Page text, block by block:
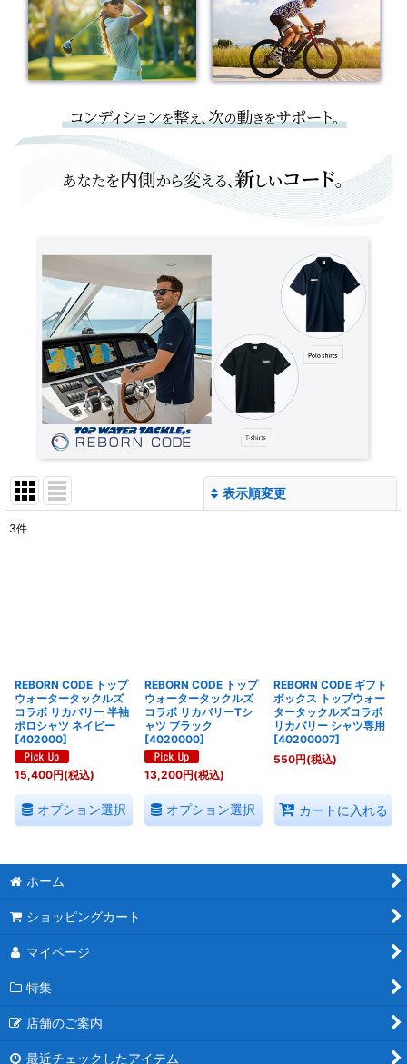
表示順変更
3件
REBORN CODE トップ
ウォータータックルズ
コラボ リカバリー 半袖
ポロシャツ ネイビー
[402000]
15,400円(税込)
オプション選択
REBORN CODE トップ
ウォータータックルズ
コラボ リカバリーTシ
ャツ ブラック
[4020000]
13,200円(税込)
オプション選択
REBORN CODE ギフト
ボックス トップウォー
タータックルズコラボ
リカバリー シャツ専用
[40200007]
550円(税込)
カートに入れる
ホーム
ショッピングカート
マイページ
特集
店舗のご案内
最近チェックしたアイテム